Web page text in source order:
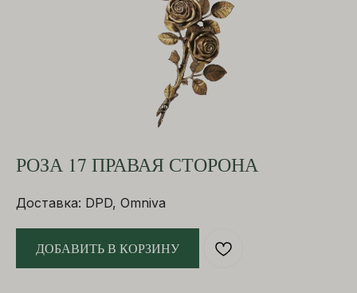
РОЗА 17 ПРАВАЯ СТОРОНА
Доставка: DPD, Omniva
ДОБАВИТЬ В КОРЗИНУ